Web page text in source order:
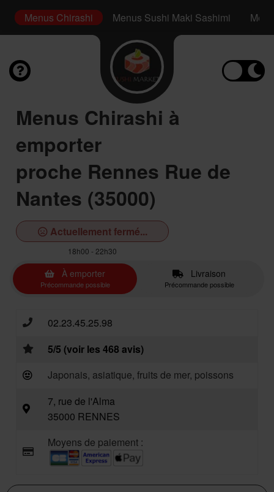
Menus Chirashi Menus Sushi Maki Sashimi
Menus Chirashi à
emporter
proche Rennes Rue de
Nantes (35000)
Actuellement fermé...
18h00 - 22h30
À emporter
Précommande possible
Livraison
Précommande possible
02.23.45.25.98
5/5 (voir les 468 avis)
Japonais, asiatique, fruits de mer, poissons
7, rue de l'Alma
35000 RENNES
Moyens de paiement :